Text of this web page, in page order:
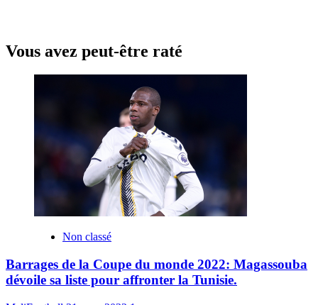
Vous avez peut-être raté
Non classé
Barrages de la Coupe du monde 2022: Magassouba
dévoile sa liste pour affronter la Tunisie.